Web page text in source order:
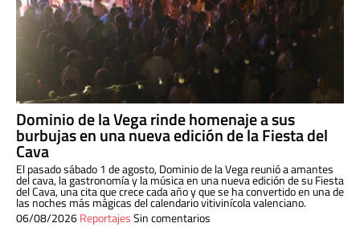
Dominio de la Vega rinde homenaje a sus
burbujas en una nueva edición de la Fiesta del
Cava
El pasado sábado 1 de agosto, Dominio de la Vega reunió a amantes
del cava, la gastronomía y la música en una nueva edición de su Fiesta
del Cava, una cita que crece cada año y que se ha convertido en una de
las noches más mágicas del calendario vitivinícola valenciano.
06/08/2026ReportajesSin comentarios